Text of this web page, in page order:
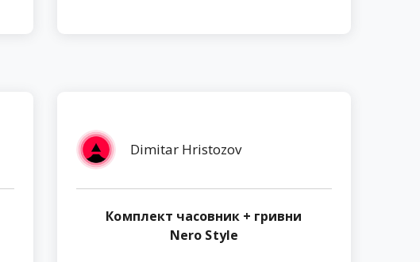
Dimitar Hristozov
Комплект часовник + гривни
Nero Style